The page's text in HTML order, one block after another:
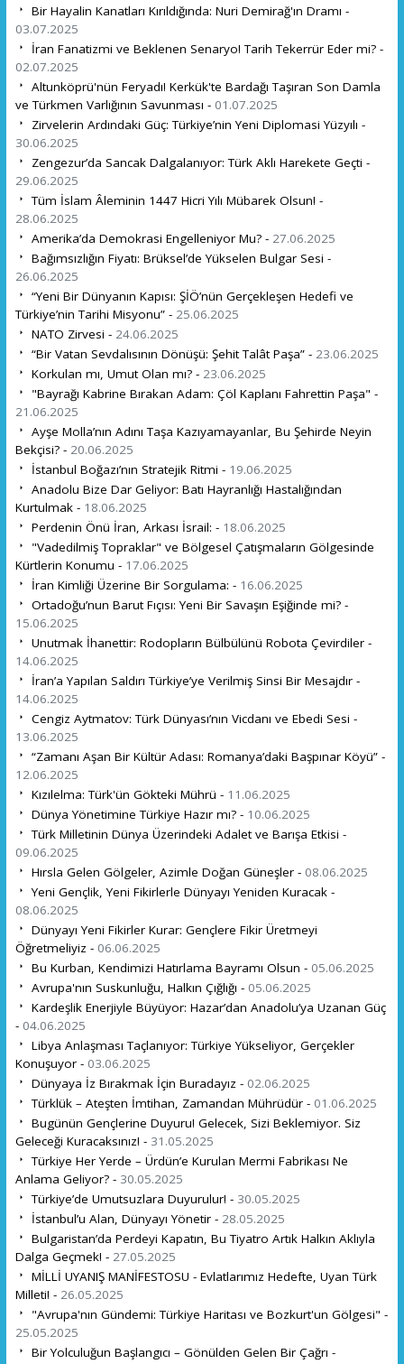
Bir Hayalin Kanatları Kırıldığında: Nuri Demirağ'ın Dramı -
03.07.2025
İran Fanatizmi ve Beklenen Senaryo! Tarih Tekerrür Eder mi? -
02.07.2025
Altunköprü'nün Feryadı! Kerkük'te Bardağı Taşıran Son Damla
ve Türkmen Varlığının Savunması - 01.07.2025
Zirvelerin Ardındaki Güç: Türkiye’nin Yeni Diplomasi Yüzyılı -
30.06.2025
Zengezur’da Sancak Dalgalanıyor: Türk Aklı Harekete Geçti -
29.06.2025
Tüm İslam Âleminin 1447 Hicri Yılı Mübarek Olsun! -
28.06.2025
Amerika’da Demokrasi Engelleniyor Mu? - 27.06.2025
Bağımsızlığın Fiyatı: Brüksel’de Yükselen Bulgar Sesi -
26.06.2025
“Yeni Bir Dünyanın Kapısı: ŞİÖ’nün Gerçekleşen Hedefi ve
Türkiye’nin Tarihi Misyonu” - 25.06.2025
NATO Zirvesi - 24.06.2025
“Bir Vatan Sevdalısının Dönüşü: Şehit Talât Paşa” - 23.06.2025
Korkulan mı, Umut Olan mı? - 23.06.2025
"Bayrağı Kabrine Bırakan Adam: Çöl Kaplanı Fahrettin Paşa" -
21.06.2025
Ayşe Molla’nın Adını Taşa Kazıyamayanlar, Bu Şehirde Neyin
Bekçisi? - 20.06.2025
İstanbul Boğazı’nın Stratejik Ritmi - 19.06.2025
Anadolu Bize Dar Geliyor: Batı Hayranlığı Hastalığından
Kurtulmak - 18.06.2025
Perdenin Önü İran, Arkası İsrail: - 18.06.2025
"Vadedilmiş Topraklar" ve Bölgesel Çatışmaların Gölgesinde
Kürtlerin Konumu - 17.06.2025
İran Kimliği Üzerine Bir Sorgulama: - 16.06.2025
Ortadoğu’nun Barut Fıçısı: Yeni Bir Savaşın Eşiğinde mi? -
15.06.2025
Unutmak İhanettir: Rodopların Bülbülünü Robota Çevirdiler -
14.06.2025
İran’a Yapılan Saldırı Türkiye’ye Verilmiş Sinsi Bir Mesajdır -
14.06.2025
Cengiz Aytmatov: Türk Dünyası’nın Vicdanı ve Ebedi Sesi -
13.06.2025
“Zamanı Aşan Bir Kültür Adası: Romanya’daki Başpınar Köyü” -
12.06.2025
Kızılelma: Türk'ün Gökteki Mührü - 11.06.2025
Dünya Yönetimine Türkiye Hazır mı? - 10.06.2025
Türk Milletinin Dünya Üzerindeki Adalet ve Barışa Etkisi -
09.06.2025
Hırsla Gelen Gölgeler, Azimle Doğan Güneşler - 08.06.2025
Yeni Gençlik, Yeni Fikirlerle Dünyayı Yeniden Kuracak -
08.06.2025
Dünyayı Yeni Fikirler Kurar: Gençlere Fikir Üretmeyi
Öğretmeliyiz - 06.06.2025
Bu Kurban, Kendimizi Hatırlama Bayramı Olsun - 05.06.2025
Avrupa'nın Suskunluğu, Halkın Çığlığı - 05.06.2025
Kardeşlik Enerjiyle Büyüyor: Hazar’dan Anadolu’ya Uzanan Güç
- 04.06.2025
Libya Anlaşması Taçlanıyor: Türkiye Yükseliyor, Gerçekler
Konuşuyor - 03.06.2025
Dünyaya İz Bırakmak İçin Buradayız - 02.06.2025
Türklük – Ateşten İmtihan, Zamandan Mührüdür - 01.06.2025
Bugünün Gençlerine Duyuru! Gelecek, Sizi Beklemiyor. Siz
Geleceği Kuracaksınız! - 31.05.2025
Türkiye Her Yerde – Ürdün’e Kurulan Mermi Fabrikası Ne
Anlama Geliyor? - 30.05.2025
Türkiye’de Umutsuzlara Duyurulur! - 30.05.2025
İstanbul’u Alan, Dünyayı Yönetir - 28.05.2025
Bulgaristan’da Perdeyi Kapatın, Bu Tiyatro Artık Halkın Aklıyla
Dalga Geçmek! - 27.05.2025
MİLLİ UYANIŞ MANİFESTOSU - Evlatlarımız Hedefte, Uyan Türk
Milleti! - 26.05.2025
"Avrupa'nın Gündemi: Türkiye Haritası ve Bozkurt'un Gölgesi" -
25.05.2025
Bir Yolculuğun Başlangıcı – Gönülden Gelen Bir Çağrı -